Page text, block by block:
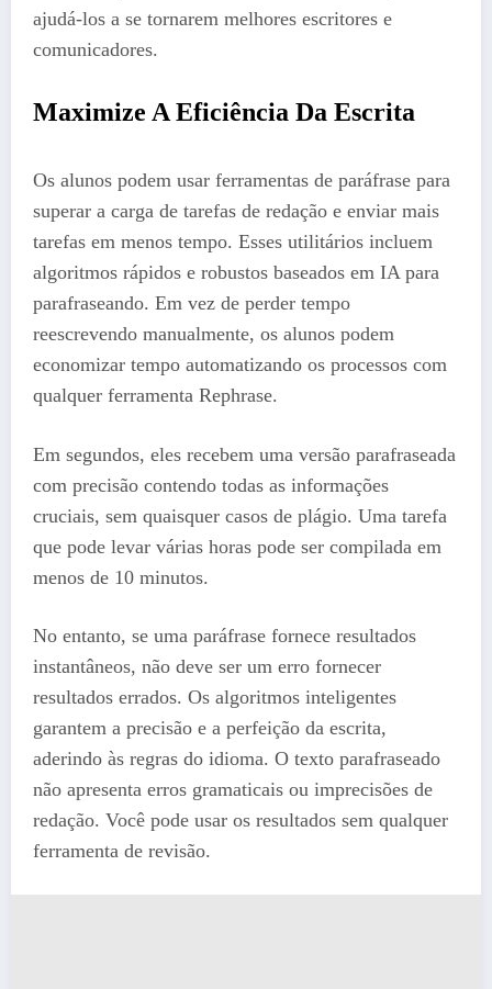
ajudá-los a se tornarem melhores escritores e
comunicadores.
Maximize A Eficiência Da Escrita
Os alunos podem usar ferramentas de paráfrase para
superar a carga de tarefas de redação e enviar mais
tarefas em menos tempo. Esses utilitários incluem
algoritmos rápidos e robustos baseados em IA para
parafraseando. Em vez de perder tempo
reescrevendo manualmente, os alunos podem
economizar tempo automatizando os processos com
qualquer ferramenta Rephrase.
Em segundos, eles recebem uma versão parafraseada
com precisão contendo todas as informações
cruciais, sem quaisquer casos de plágio. Uma tarefa
que pode levar várias horas pode ser compilada em
menos de 10 minutos.
No entanto, se uma paráfrase fornece resultados
instantâneos, não deve ser um erro fornecer
resultados errados. Os algoritmos inteligentes
garantem a precisão e a perfeição da escrita,
aderindo às regras do idioma. O texto parafraseado
não apresenta erros gramaticais ou imprecisões de
redação. Você pode usar os resultados sem qualquer
ferramenta de revisão.